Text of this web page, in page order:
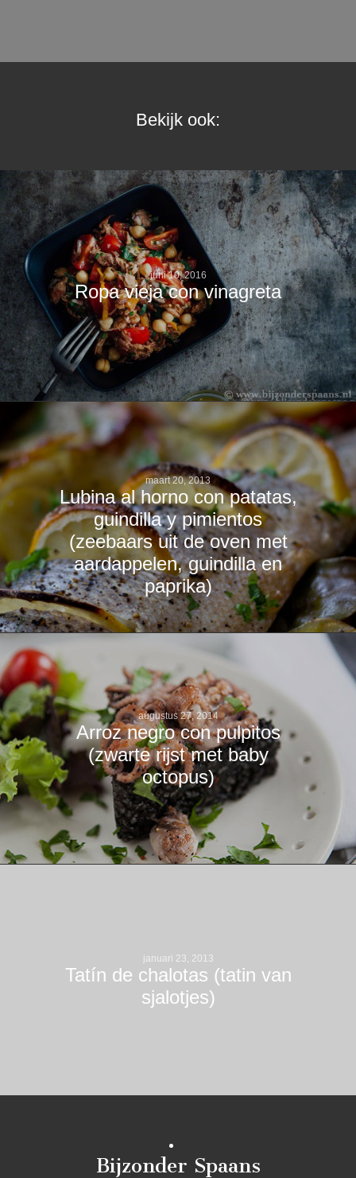
Bekijk ook:
juni 10, 2016
Ropa vieja con vinagreta
maart 20, 2013
Lubina al horno con patatas,
guindilla y pimientos
(zeebaars uit de oven met
aardappelen, guindilla en
paprika)
augustus 27, 2014
Arroz negro con pulpitos
(zwarte rijst met baby
octopus)
januari 23, 2013
Tatín de chalotas (tatin van
sjalotjes)
Bijzonder Spaans